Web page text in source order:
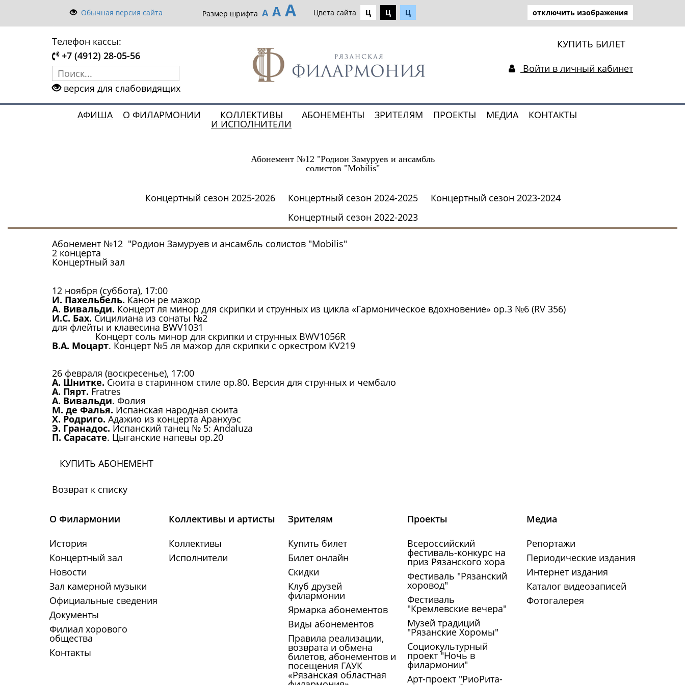
Обычная версия сайта Размер шрифта А А А Цвета сайта Ц Ц Ц отключить изображения
Телефон кассы:
+7 (4912) 28-05-56
версия для слабовидящих
КУПИТЬ БИЛЕТ
Войти в личный кабинет
АФИША О ФИЛАРМОНИИ КОЛЛЕКТИВЫ
И ИСПОЛНИТЕЛИ
АБОНЕМЕНТЫ ЗРИТЕЛЯМ ПРОЕКТЫ МЕДИА КОНТАКТЫ
Абонемент №12 "Родион Замуруев и ансамбль
солистов "Mobilis"
Концертный сезон 2025-2026 Концертный сезон 2024-2025
Концертный сезон 2023-2024
Концертный сезон 2022-2023
Абонемент №12 "Родион Замуруев и ансамбль солистов "Mobilis"
2 концерта
Концертный зал
12 ноября (суббота), 17:00
И. Пахельбель. Канон ре мажор
А. Вивальди. Концерт ля минор для скрипки и струнных из цикла «Гармоническое вдохновение» op.3 №6 (RV 356)
И.С. Бах. Сицилиана из сонаты №2
для флейты и клавесина BWV1031
Концерт соль минор для скрипки и струнных BWV1056R
В.А. Моцарт. Концерт №5 ля мажор для скрипки с оркестром KV219
26 февраля (воскресенье), 17:00
А. Шнитке.Сюита в старинном стиле op.80. Версия для струнных и чембало
А. Пярт. Fratres
А. Вивальди. Фолия
М. де Фалья. Испанская народная сюита
Х. Родриго. Адажио из концерта Аранхуэс
Э. Гранадос. Испанский танец № 5: Andaluza
П. Сарасате. Цыганские напевы op.20
КУПИТЬ АБОНЕМЕНТ
Возврат к списку
О Филармонии
История
Концертный зал
Новости
Зал камерной музыки
Официальные сведения
Документы
Филиал хорового
общества
Контакты
Коллективы и артисты
Коллективы
Исполнители
Зрителям
Купить билет
Билет онлайн
Скидки
Клуб друзей
филармонии
Ярмарка абонементов
Виды абонементов
Правила реализации,
возврата и обмена
билетов, абонементов и
посещения ГАУК
«Рязанская областная
Проекты
Всероссийский
фестиваль-конкурс на
приз Рязанского хора
Фестиваль "Рязанский
хоровод"
Фестиваль
"Кремлевские вечера"
Музей традиций
"Рязанские Хоромы"
Социокультурный
проект "Ночь в
филармонии"
Арт-проект "РиоРита-
Медиа
Репортажи
Периодические издания
Интернет издания
Каталог видеозаписей
Фотогалерея